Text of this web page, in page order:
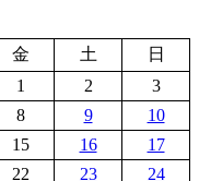
金 土
日
1
2
3
8 9
10
15 16
17
22 23
24